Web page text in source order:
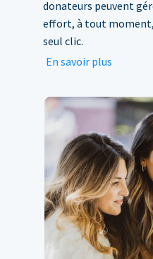
donateurs peuvent
effort, à tout moment,
seul clic.
En savoir plus